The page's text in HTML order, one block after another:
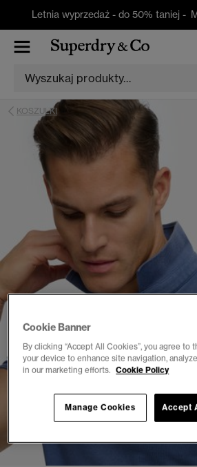
Letnia wyprzedaż - do 50% taniej -
KOSZULKI
1 2 3 4 5
Cookie Banner
By clicking “Accept All Cookies”, you agree to
your device to enhance site navigation,
in our marketing efforts. Cookie Policy
Accept
Manage Cookies